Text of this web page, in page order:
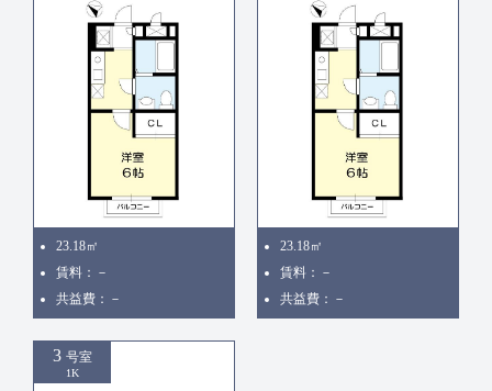
23.18㎡
賃料：－
共益費：－
23.18㎡
賃料：－
共益費：－
3 号室
1K